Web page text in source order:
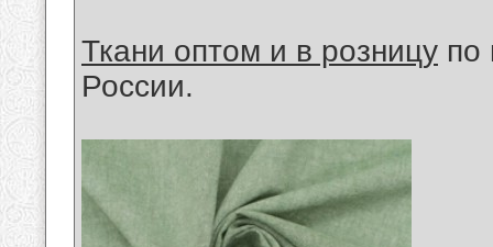
Ткани оптом и в розницу по
России.